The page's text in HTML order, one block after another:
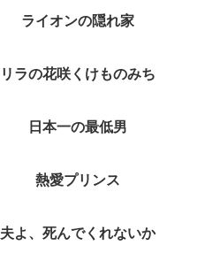
ライオンの隠れ家
リラの花咲くけものみち
日本一の最低男
熱愛プリンス
夫よ、死んでくれないか